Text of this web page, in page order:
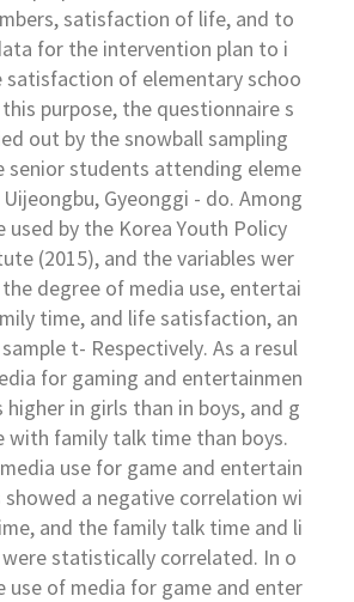
satisfaction of life, and to
for the intervention plan to i
satisfaction of elementary schoo
purpose, the questionnaire s
out by the snowball sampling
senior students attending eleme
Gyeonggi - do. Among
used by the Korea Youth Policy
(2015), and the variables wer
the degree of media use, entertai
time, and life satisfaction, an
t- Respectively. As a resul
for gaming and entertainmen
higher in girls than in boys, and g
with family talk time than boys.
use for game and entertain
showed a negative correlation wi
and the family talk time and li
statistically correlated. In o
use of media for game and enter